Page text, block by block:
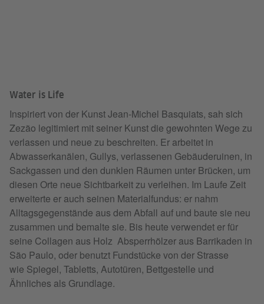
Water is Life
Inspiriert von der Kunst Jean-Michel Basquiats, sah sich
Zezão legitimiert mit seiner Kunst die gewohnten Wege zu
verlassen und neue zu beschreiten. Er arbeitet in
Abwasserkanälen, Gullys, verlassenen Gebäuderuinen, in
Sackgassen und den dunklen Räumen unter Brücken, um
diesen Orte neue Sichtbarkeit zu verleihen. Im Laufe Zeit
erweiterte er auch seinen Materialfundus: er nahm
Alltagsgegenstände aus dem Abfall auf und baute sie neu
zusammen und bemalte sie. Bis heute verwendet er für
seine Collagen aus Holz Absperrhölzer aus Barrikaden in
São Paulo, oder benutzt Fundstücke von der Strasse
wie Spiegel, Tabletts, Autotüren, Bettgestelle und
Ähnliches als Grundlage.